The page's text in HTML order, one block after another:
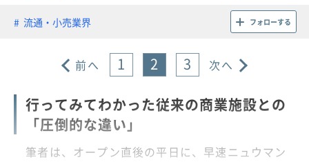
流通・小売業界 フォローする
前へ 1 2 3 次へ
行ってみてわかった従来の商業施設との
「圧倒的な違い」
筆者は、オープン直後の平日に、早速ニュウマン